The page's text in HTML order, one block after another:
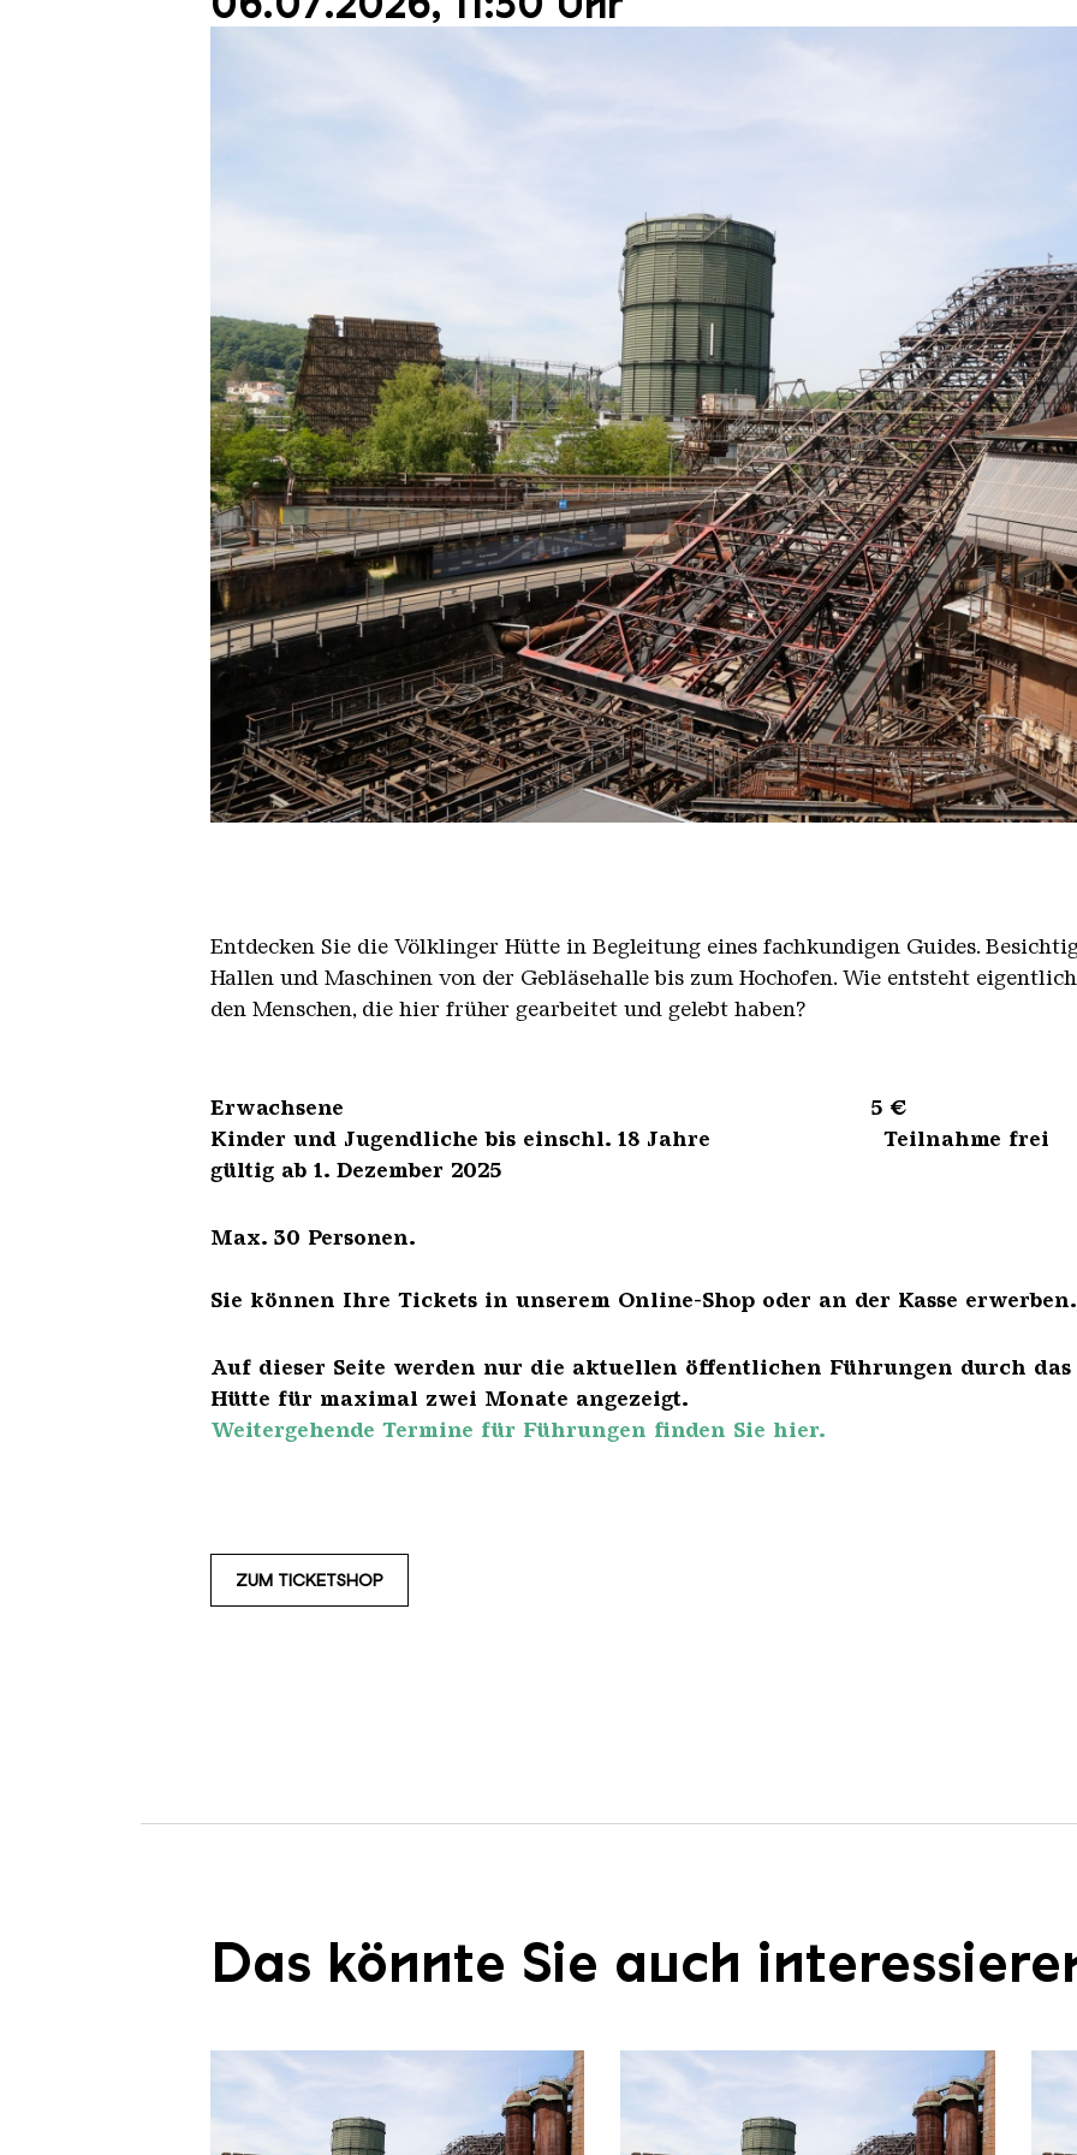
Der Erzschrägaufzug der Völklinger Hütte mit dem Gasometer im Hintergrund
Copyright: Weltkulturerbe Völklinger Hütte | Karl Heinrich Veith
Entdecken Sie die Völklinger Hütte in Begleitung eines fachkundigen Guides.
Hallen und Maschinen von der Gebläsehalle bis zum Hochofen. Wie entsteht
den Menschen, die hier früher gearbeitet und gelebt haben?
Erwachsene 5 €
Kinder und Jugendliche bis einschl. 18 Jahre Teilnahme frei
gültig ab 1. Dezember 2025
Max. 30 Personen.
Sie können Ihre Tickets in unserem Online-Shop oder an der Kasse erwerben.
Auf dieser Seite werden nur die aktuellen öffentlichen Führungen durch
Hütte für maximal zwei Monate angezeigt.
Weitergehende Termine für Führungen finden Sie hier.
ZUM TICKETSHOP
Das könnte Sie auch